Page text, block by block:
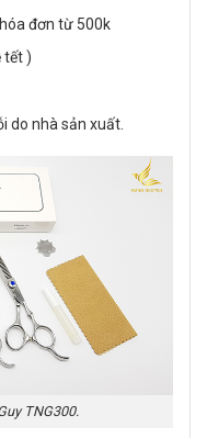
đơn từ 500k
tết )
do nhà sản xuất.
TNG300.